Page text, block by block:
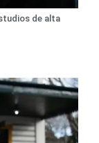
de alta